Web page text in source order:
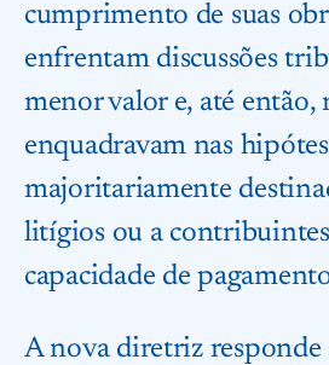
cumprimento de suas
enfrentam discussões
menor valor e, até então,
enquadravam nas
majoritariamente
litígios ou a
capacidade de
A nova diretriz responde